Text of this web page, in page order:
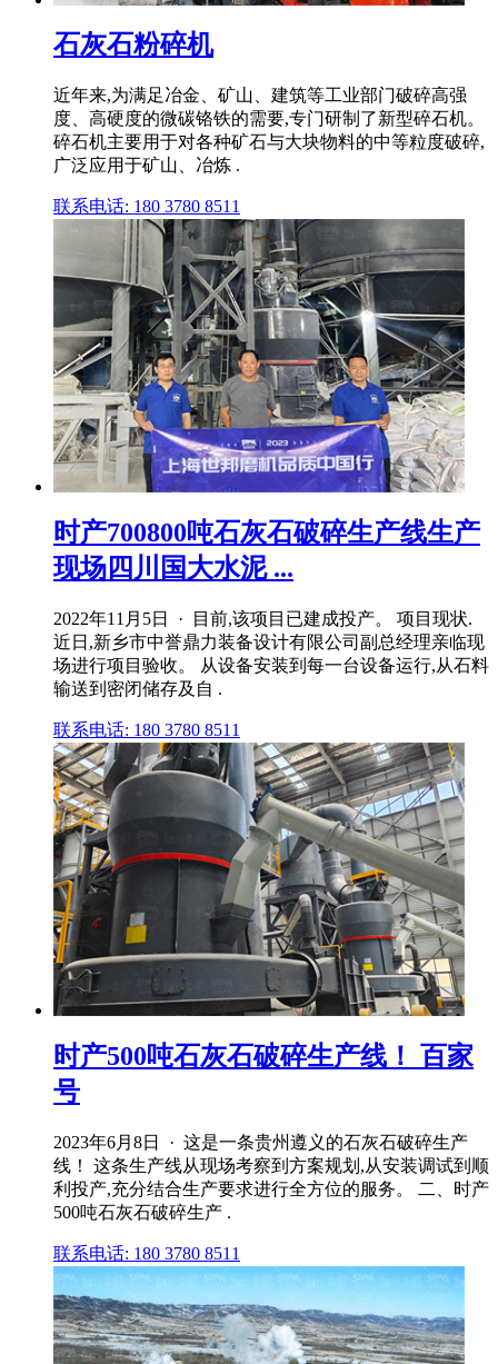
石灰石粉碎机
近年来,为满足冶金、矿山、建筑等工业部门破碎高强
度、高硬度的微碳铬铁的需要,专门研制了新型碎石机。
碎石机主要用于对各种矿石与大块物料的中等粒度破碎,
广泛应用于矿山、冶炼 .
联系电话: 180 3780 8511
时产700800吨石灰石破碎生产线生产
现场四川国大水泥 ...
2022年11月5日 · 目前,该项目已建成投产。 项目现状.
近日,新乡市中誉鼎力装备设计有限公司副总经理亲临现
场进行项目验收。 从设备安装到每一台设备运行,从石料
输送到密闭储存及自 .
联系电话: 180 3780 8511
时产500吨石灰石破碎生产线！ 百家
号
2023年6月8日 · 这是一条贵州遵义的石灰石破碎生产
线！ 这条生产线从现场考察到方案规划,从安装调试到顺
利投产,充分结合生产要求进行全方位的服务。 二、时产
500吨石灰石破碎生产 .
联系电话: 180 3780 8511